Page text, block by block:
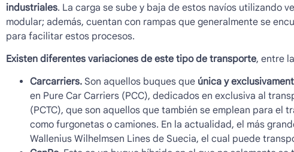
industriales. La carga se sube y baja de estos navíos utilizando
modular; además, cuentan con rampas que generalmente se
para facilitar estos procesos.
Existen diferentes variaciones de este tipo de transporte, entre
Carcarriers.Son aquellos buques que única y
en Pure Car Carriers (PCC), dedicados en exclusiva al
(PCTC), que son aquellos que también se emplean para el
como furgonetas o camiones. En la actualidad, el más
Wallenius Wilhelmsen Lines de Suecia, el cual puede